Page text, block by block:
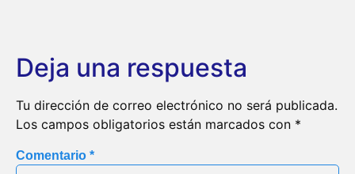
Deja una respuesta
Tu dirección de correo electrónico no será publicada.
Los campos obligatorios están marcados con *
Comentario *